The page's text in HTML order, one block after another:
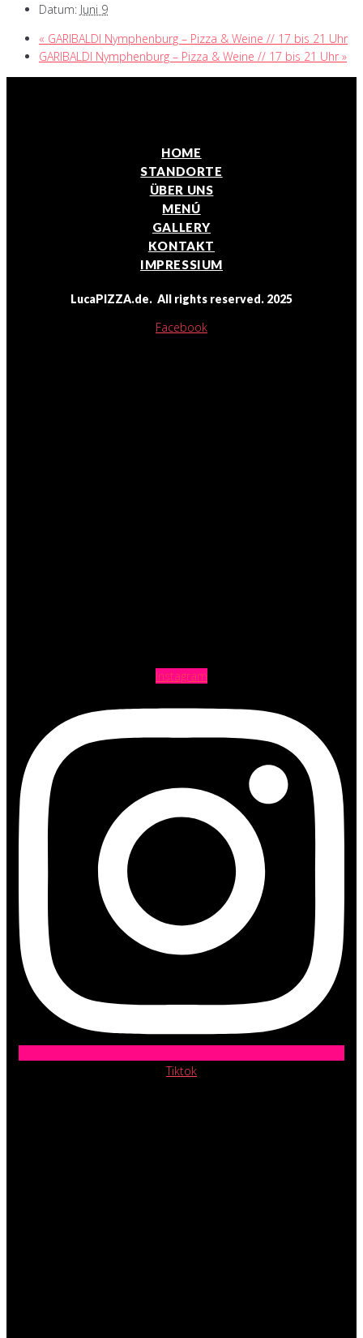
Datum: Juni 9
« GARIBALDI Nymphenburg – Pizza & Weine // 17 bis 21 Uhr
GARIBALDI Nymphenburg – Pizza & Weine // 17 bis 21 Uhr »
HOME
STANDORTE
ÜBER UNS
MENÚ
GALLERY
KONTAKT
IMPRESSIUM
LucaPIZZA.de. All rights reserved. 2025
Facebook
Instagram
Tiktok